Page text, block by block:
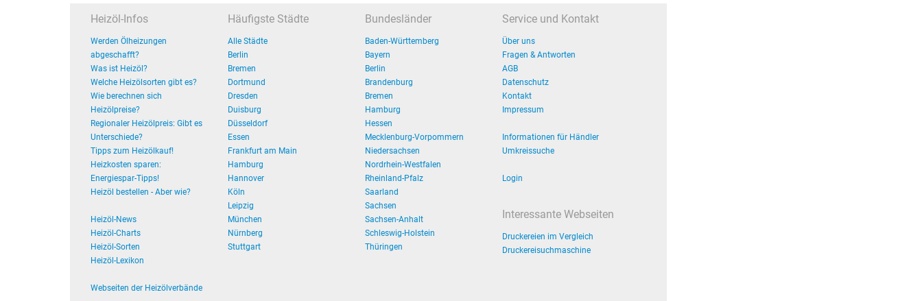
Heizöl-Infos
Werden Ölheizungen
abgeschafft?
Was ist Heizöl?
Welche Heizölsorten gibt es?
Wie berechnen sich
Heizölpreise?
Regionaler Heizölpreis: Gibt es
Unterschiede?
Tipps zum Heizölkauf!
Heizkosten sparen:
Energiespar-Tipps!
Heizöl bestellen - Aber wie?
Heizöl-News
Heizöl-Charts
Heizöl-Sorten
Heizöl-Lexikon
Webseiten der Heizölverbände
Häufigste Städte
Alle Städte
Berlin
Bremen
Dortmund
Dresden
Duisburg
Düsseldorf
Essen
Frankfurt am Main
Hamburg
Hannover
Köln
Leipzig
München
Nürnberg
Stuttgart
Bundesländer
Baden-Württemberg
Bayern
Berlin
Brandenburg
Bremen
Hamburg
Hessen
Mecklenburg-Vorpommern
Niedersachsen
Nordrhein-Westfalen
Rheinland-Pfalz
Saarland
Sachsen
Sachsen-Anhalt
Schleswig-Holstein
Thüringen
Service und Kontakt
Über uns
Fragen & Antworten
AGB
Datenschutz
Kontakt
Impressum
Informationen für Händler
Umkreissuche
Login
Interessante Webseiten
Druckereien im Vergleich
Druckereisuchmaschine